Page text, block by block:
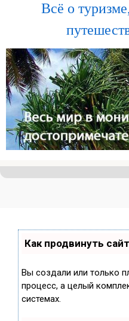
Всё о
Как продвинуть
Вы создали или только
процесс, а целый
системах.